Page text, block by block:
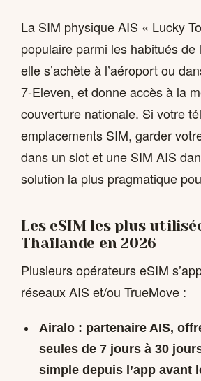
La SIM physique AIS « Lucky
populaire parmi les habitués
elle s’achète à l’aéroport ou
7-Eleven, et donne accès à la
couverture nationale. Si votre
emplacements SIM, garder
dans un slot et une SIM AIS
solution la plus pragmatique
Les eSIM les plus
Thaïlande en 2026
Plusieurs opérateurs eSIM
réseaux AIS et/ou TrueMove :
Airalo: partenaire AIS,
seules de 7 jours à 30
simple depuis l’app avant